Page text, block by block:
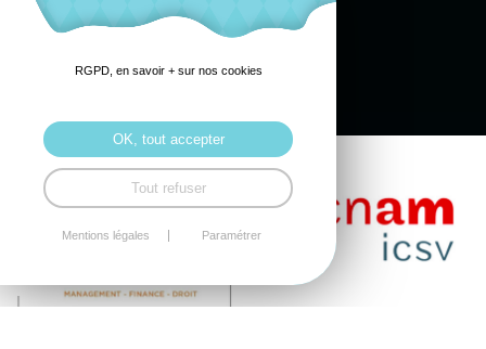
RGPD, en savoir + sur nos cookies
OK, tout accepter
Tout refuser
Mentions légales Paramétrer